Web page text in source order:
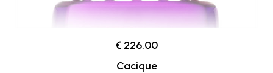
€ 226,00
Cacique